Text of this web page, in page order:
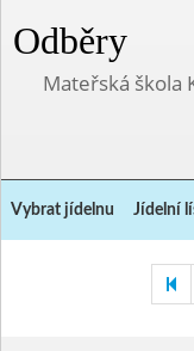
Odběry
Mateřská škola
Vybrat jídelnu Jídelní